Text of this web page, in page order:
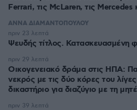
Ferrari, τις McLaren, τις Mercedes
ΑΝΝΑ ΔΙΑΜΑΝΤΟΠΟΥΛΟΥ
Ψευδής τίτλος. Κατασκευασμένη
πριν 23 λεπτά
Οικογενειακό δράμα στις ΗΠΑ:
νεκρός με τις δύο κόρες του
δικαστήριο για διαζύγιο με τη
πριν 29 λεπτά
πριν 39 λεπτά